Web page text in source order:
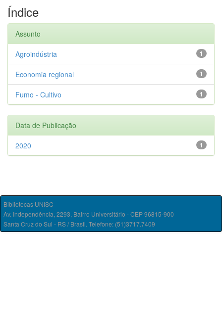
Índice
Assunto
1
Agroindústria
1
Economia regional
1
Fumo - Cultivo
Data de Publicação
1
2020
Bibliotecas UNISC
Av. Independência, 2293, Bairro Universitário - CEP 96815-900
Santa Cruz do Sul - RS / Brasil. Telefone: (51)3717.7409